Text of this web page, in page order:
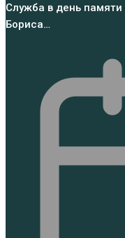
Служба в день памяти
Бориса…